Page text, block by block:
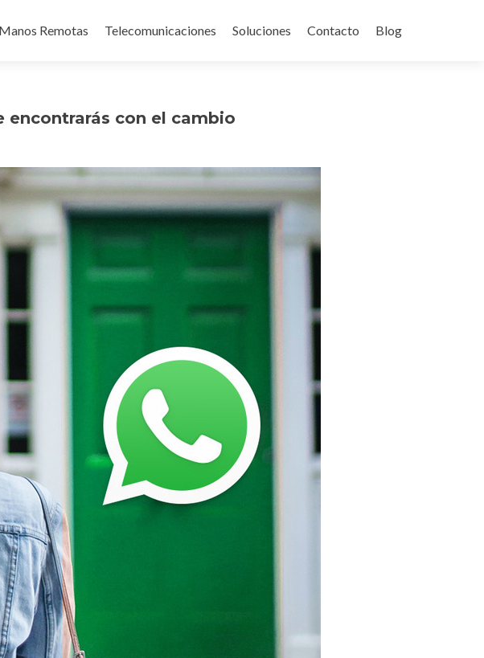
Manos Remotas Telecomunicaciones Soluciones Contacto Blog
encontrarás con el cambio